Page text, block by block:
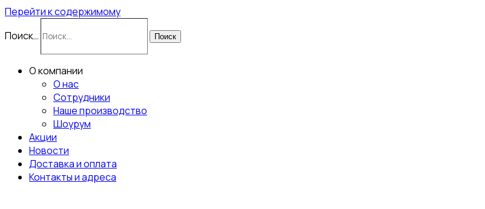
Перейти к содержимому
Поиск…
Поиск
О компании
О нас
Сотрудники
Наше производство
Шоурум
Акции
Новости
Доставка и оплата
Контакты и адреса